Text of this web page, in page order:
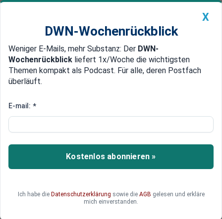
Newsticker MEIN DWN: Geldanlage Premium
Edelmetalle DWN-Magazin China
EU will Hedge Fonds werden
Geheimpapier: EU will
Sparguthaben für Euro-Rettung
konfiszieren
Die EU will die Ersparnisse der Europäer für die
umfassenden Projekt will die Kommission den
Zugriff auf die privaten Sparguthaben. Die EU-
X
DWN-Wochenrückblick
Weniger E-Mails, mehr Substanz: Der DWN-
Wochenrückblick liefert 1x/Woche die wichtigsten
Themen kompakt als Podcast. Für alle, deren Postfach
überläuft.
E-mail: *
Kostenlos abonnieren »
Ich habe die Datenschutzerklärung sowie die AGB gelesen und erkläre
mich einverstanden.